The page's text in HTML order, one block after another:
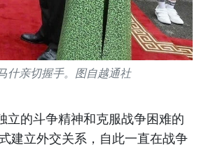
什亲切握手。图自越通社
立的斗争精神和克服战争困难的
建立外交关系，自此一直在战争